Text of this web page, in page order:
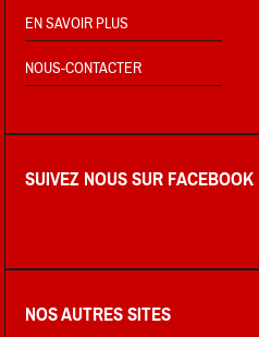
EN SAVOIR PLUS
NOUS-CONTACTER
SUIVEZ NOUS SUR FACEBOOK
NOS AUTRES SITES